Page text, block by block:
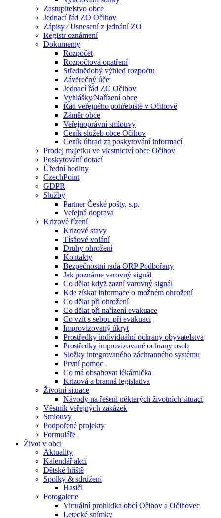
Zastupitelstvo obce
Jednací řád ZO Očihov
Zápisy ⁄ Usnesení z jednání ZO
Registr oznámení
Dokumenty
Rozpočet
Rozpočtová opatření
Střednědobý výhled rozpočtu
Závěrečný účet
Jednací řád ZO Očihov
Vyhlášky⁄Nařízení obce
Řád veřejného pohřebiště v Očihově
Záměr obce
Veřejnoprávní smlouvy
Ceník služeb obce Očihov
Ceník úhrad za poskytování informací
Prodej majetku ve vlastnictví obce Očihov
Poskytování dotací
Úřední hodiny
CzechPoint
GDPR
Služby
Partner České pošty, s.p.
Veřejná doprava
Krizové řízení
Krizové stavy
Tísňové volání
Druhy ohrožení
Kontakty
Bezpečnostní rada ORP Podbořany
Jak poznáme varovný signál
Co dělat když zazní varovný signál
Kde získat informace o možném ohrožení
Co dělat při ohrožení
Co dělat při nařízení evakuace
Co vzít s sebou při evakuaci
Improvizovaný úkryt
Prostředky individuální ochrany obyvatelstva
Prostředky improvizované ochrany osob
Složky integrovaného záchranného systému
První pomoc
Co má obsahovat lékárnička
Krizová a branná legislativa
Životní situace
Návody na řešení některých životních situací
Věstník veřejných zakázek
Smlouvy
Podpořené projekty
Formuláře
Život v obci
Aktuality
Kalendář akcí
Dětské hřiště
Spolky & sdružení
Hasiči
Fotogalerie
Virtuální prohlídka obcí Očihov a Očihovec
Letecké snímky